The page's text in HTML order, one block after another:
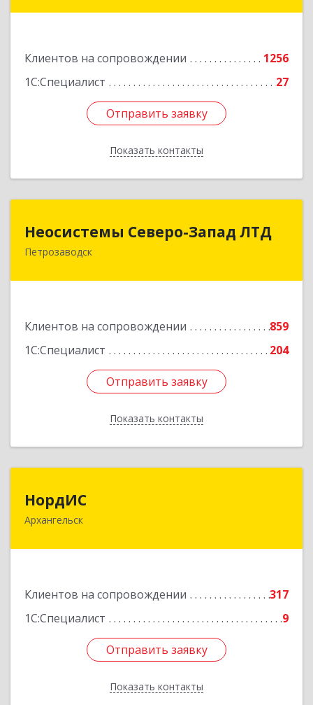
Клиентов на сопровождении
1256
1С:Специалист
27
Отправить заявку
Показать контакты
Отправить заявку
Назад
Неосистемы Северо-Запад ЛТД
Петрозаводск
Клиентов на сопровождении
859
1С:Специалист
204
Отправить заявку
Показать контакты
185001, Карелия Респ, Петрозаводск г,
Подробнее
Отправить заявку
Назад
НордИС
Архангельск
Клиентов на сопровождении
317
1С:Специалист
9
Отправить заявку
Показать контакты
163071, Архангельская обл, Архангельск г,
Отправить заявку
Назад